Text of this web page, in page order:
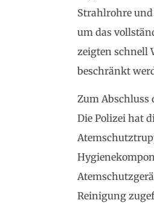
Strahlrohre
um das
zeigten schnell
beschränkt
Zum Abschluss
Die Polizei hat
Reinigung